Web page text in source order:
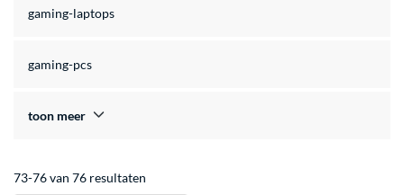
gaming-laptops
gaming-pcs
toon meer
73-76 van 76 resultaten